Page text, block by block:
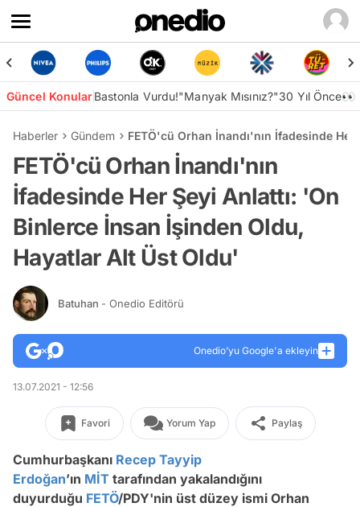
Güncel KonularBastonla Vurdu!"Manyak Mısınız?"30 Yıl Önce👀
Haberler Gündem FETÖ'cü Orhan İnandı'nın İfadesinde
FETÖ'cü Orhan İnandı'nın
İfadesinde Her Şeyi Anlattı: 'On
Binlerce İnsan İşinden Oldu,
Hayatlar Alt Üst Oldu'
Batuhan - Onedio Editörü
Onedio’yu Google'a ekleyin
13.07.2021 - 12:56
Favori Yorum Yap Paylaş
Cumhurbaşkanı Recep Tayyip
Erdoğan’ın MİT tarafından yakalandığını
duyurduğu FETÖ/PDY'nin üst düzey ismi Orhan